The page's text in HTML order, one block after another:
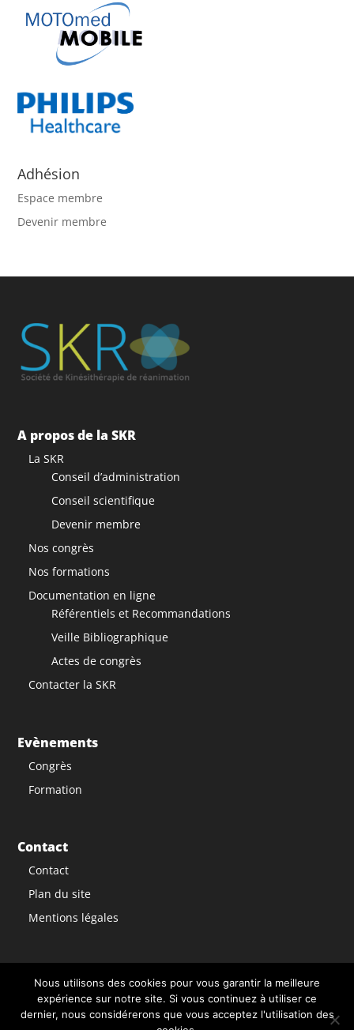
Adhésion
Espace membre
Devenir membre
A propos de la SKR
La SKR
Conseil d’administration
Conseil scientifique
Devenir membre
Nos congrès
Nos formations
Documentation en ligne
Référentiels et Recommandations
Veille Bibliographique
Actes de congrès
Contacter la SKR
Evènements
Congrès
Formation
Contact
Contact
Plan du site
Mentions légales
Nous utilisons des cookies pour vous garantir la meilleure
expérience sur notre site. Si vous continuez à utiliser ce
dernier, nous considérerons que vous acceptez l'utilisation des